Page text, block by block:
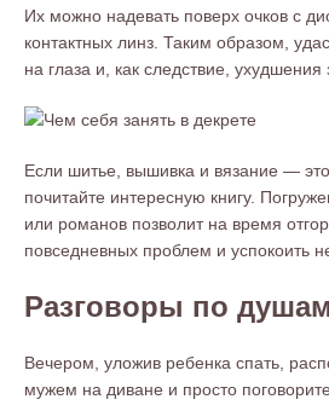
Их можно надевать поверх очков с
контактных линз. Таким образом,
на глаза и, как следствие, ухудшения
Если шитье, вышивка и вязание —
почитайте интересную книгу.
или романов позволит на время
повседневных проблем и успокоить
Разговоры по душам
Вечером, уложив ребенка спать,
мужем на диване и просто